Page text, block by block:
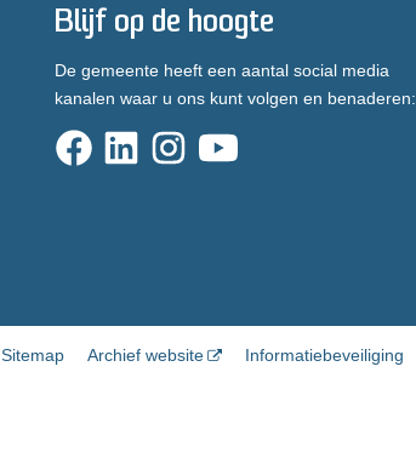
Blijf op de hoogte
De gemeente heeft een aantal social media
kanalen waar u ons kunt volgen en benaderen:
Sitemap Archief website Informatiebeveiliging